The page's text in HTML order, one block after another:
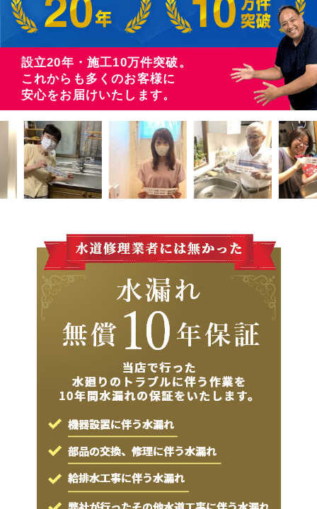
設立20年・施工10万件突破。
これからも多くのお客様に
安心をお届けいたします。